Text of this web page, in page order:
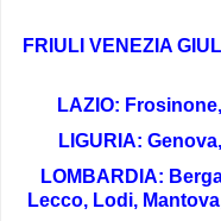
FRIULI VENEZIA
LAZIO:
LIGURIA:
LOMBARDIA:
Lecco, Lodi,